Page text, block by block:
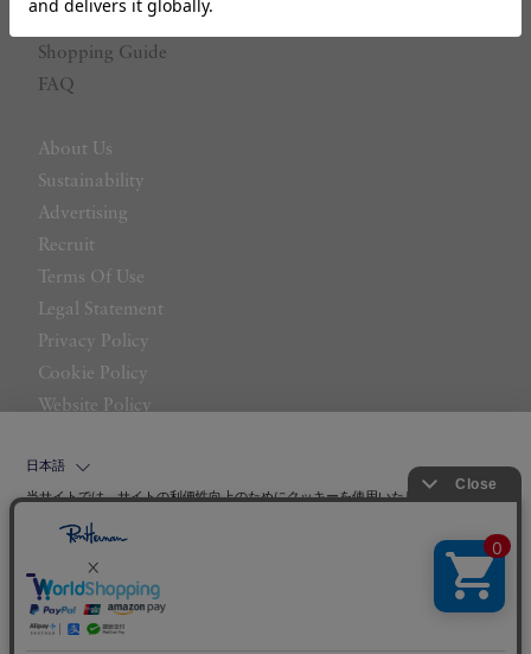
Ron Herman MEMBERS
Shopping Guide
FAQ
About Us
Sustainability
Advertising
Recruit
Terms Of Use
Legal Statement
Privacy Policy
Cookie Policy
Website Policy
©LITTLE LEAGUE INC.
日本語
当サイトでは、サイトの利便性向上のためにクッキーを使用いたします。ボタン
ーの使用に同意したことになります。クッキーを通じて収集する情報には「お客
クッキーポリシ
ー
をご確認ください。